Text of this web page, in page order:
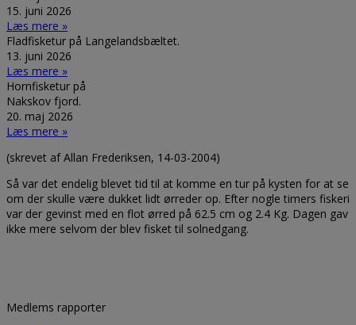
15. juni 2026
Læs mere »
Fladfisketur på Langelandsbæltet.
13. juni 2026
Læs mere »
Hornfisketur på
Nakskov fjord.
20. maj 2026
Læs mere »
(skrevet af Allan Frederiksen, 14-03-2004)
Så var det endelig blevet tid til at komme en tur på kysten for at se
om der skulle være dukket lidt ørreder op. Efter nogle timers fiskeri
var der gevinst med en flot ørred på 62.5 cm og 2.4 Kg. Dagen gav
ikke mere selvom der blev fisket til solnedgang.
Medlems rapporter